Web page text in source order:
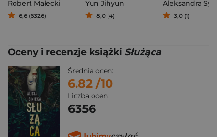
Robert Małecki
6,6 (6326)
Yun Jihyun
8,0 (4)
Aleksandra
3,0 (1)
Oceny i recenzje książki Służąca
Średnia ocen:
6.82 /10
Liczba ocen:
6356